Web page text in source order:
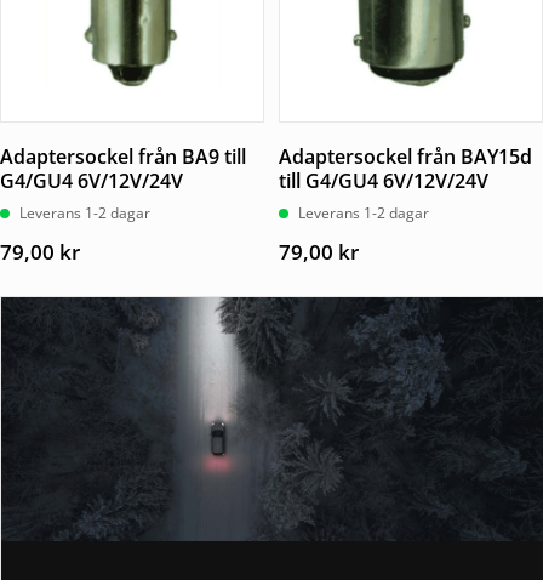
Adaptersockel från BA9 till
G4/GU4 6V/12V/24V
Leverans 1-2 dagar
79,00 kr
Adaptersockel från BAY15d
till G4/GU4 6V/12V/24V
Leverans 1-2 dagar
79,00 kr